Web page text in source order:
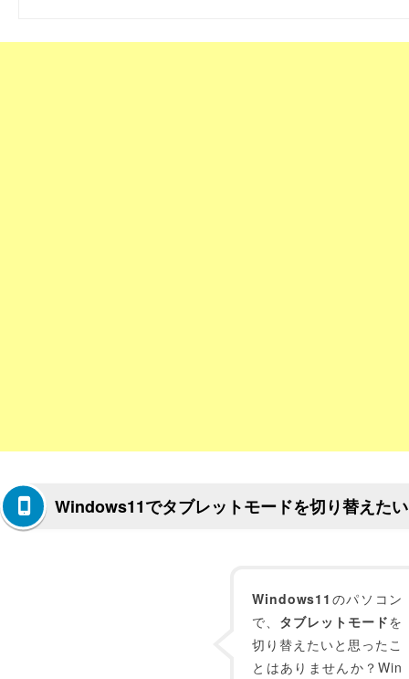
Windows11でタブレットモードを切り替えたい
Windows11 のパソコン
で、 タブレットモードを
切り替えたいと思ったこ
とはありませんか？Win